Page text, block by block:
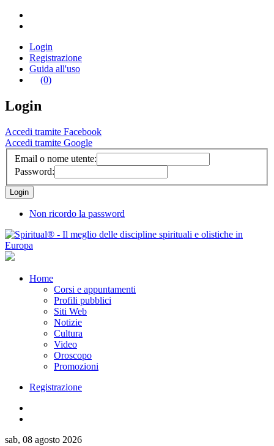
Login
Registrazione
Guida all'uso
(0)
Login
Accedi tramite Facebook
Accedi tramite Google
Email o nome utente:
Password:
Non ricordo la password
Home
Corsi e appuntamenti
Profili pubblici
Siti Web
Notizie
Cultura
Video
Oroscopo
Promozioni
Registrazione
sab, 08 agosto 2026